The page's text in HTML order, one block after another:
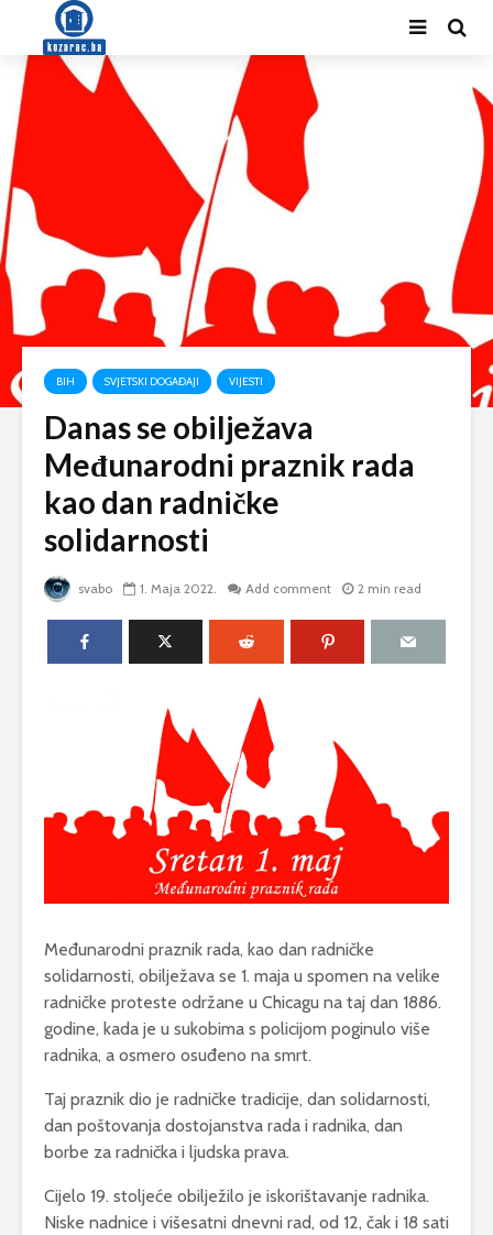
BIH SVJETSKI DOGAĐAJI VIJESTI
Danas se obilježava
Međunarodni praznik rada
kao dan radničke
solidarnosti
svabo 1. Maja 2022. Add comment 2 min read
Međunarodni praznik rada, kao dan radničke
solidarnosti, obilježava se 1. maja u spomen na velike
radničke proteste održane u Chicagu na taj dan 1886.
godine, kada je u sukobima s policijom poginulo više
radnika, a osmero osuđeno na smrt.
Taj praznik dio je radničke tradicije, dan solidarnosti,
dan poštovanja dostojanstva rada i radnika, dan
borbe za radnička i ljudska prava.
Cijelo 19. stoljeće obilježilo je iskorištavanje radnika.
Niske nadnice i višesatni dnevni rad, od 12, čak i 18 sati